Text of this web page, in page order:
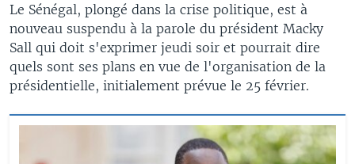
Le Sénégal, plongé dans la crise politique, est à
nouveau suspendu à la parole du président Macky
Sall qui doit s'exprimer jeudi soir et pourrait dire
quels sont ses plans en vue de l'organisation de la
présidentielle, initialement prévue le 25 février.